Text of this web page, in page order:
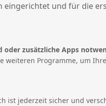
eingerichtet und für die
oder zusätzliche Apps
weiteren Programme, um
ist jederzeit sicher und